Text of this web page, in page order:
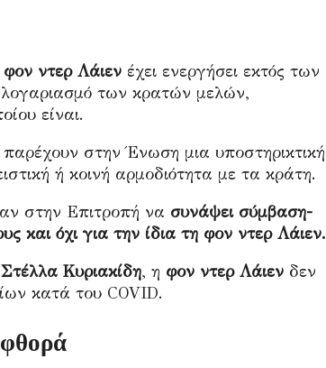
φον ντερ Λάιεν έχει ενεργήσει εκτός των
των κρατών μελών,
είναι.
στην Ένωση μια υποστηρικτική
ή κοινή αρμοδιότητα με τα κράτη.
στην Επιτροπή να συνάψει σύμβαση-
και όχι για την ίδια τη φον ντερ Λάιεν.
Στέλλα Κυριακίδη, η φον ντερ Λάιεν δεν
κατά του COVID.